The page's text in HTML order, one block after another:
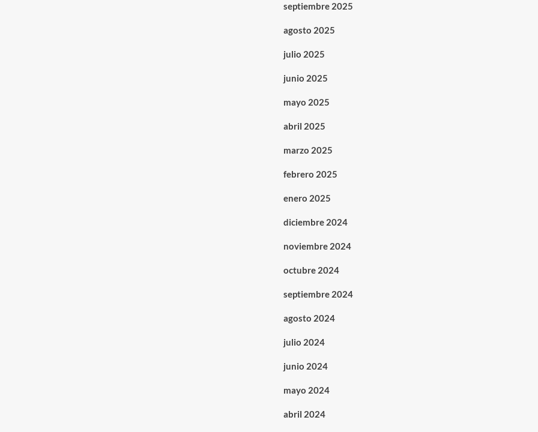
septiembre 2025
agosto 2025
julio 2025
junio 2025
mayo 2025
abril 2025
marzo 2025
febrero 2025
enero 2025
diciembre 2024
noviembre 2024
octubre 2024
septiembre 2024
agosto 2024
julio 2024
junio 2024
mayo 2024
abril 2024